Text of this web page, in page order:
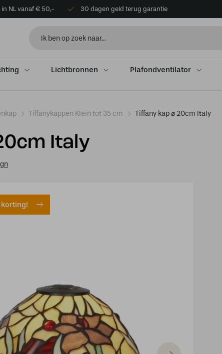
NL vanaf € 50,- 30 dagen geld terug garantie
Lichtbronnen Plafondventilator
Tiffanykappen Klein tot 35 cm Tiffany kap ⌀ 20cm Italy
Italy